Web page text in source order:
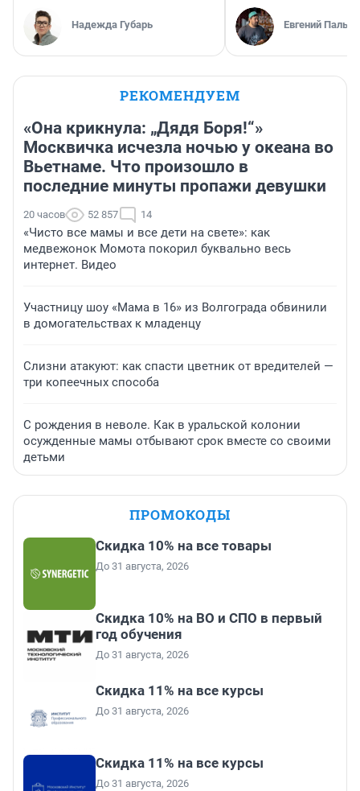
Надежда Губарь Евгений
РЕКОМЕНДУЕМ
«Она крикнула: „Дядя Боря!“»
Москвичка исчезла ночью у океана во
Вьетнаме. Что произошло в
последние минуты пропажи девушки
20 часов 52 857 14
«Чисто все мамы и все дети на свете»: как
медвежонок Момота покорил буквально весь
интернет. Видео
Участницу шоу «Мама в 16» из Волгограда обвинили
в домогательствах к младенцу
Слизни атакуют: как спасти цветник от вредителей —
три копеечных способа
С рождения в неволе. Как в уральской колонии
осужденные мамы отбывают срок вместе со своими
детьми
ПРОМОКОДЫ
Скидка 10% на все товары
До 31 августа, 2026
Скидка 10% на ВО и СПО в первый
год обучения
До 31 августа, 2026
Скидка 11% на все курсы
До 31 августа, 2026
Скидка 11% на все курсы
До 31 августа, 2026